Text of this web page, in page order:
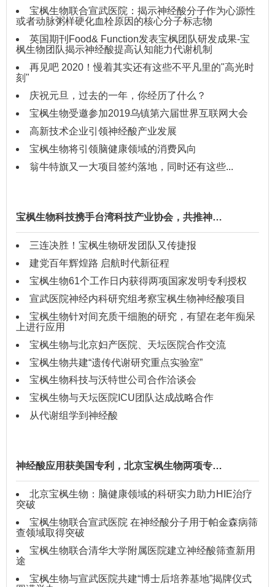
宝枫生物联合宣武医院：揭示神经酸分子作为心源性
或者动脉粥样硬化血栓原因的核心分子标志物
英国期刊Food& Function发表宝枫团队研发成果-宝
枫生物团队揭示神经酸提高认知能力代谢机制
再见吧 2020！慢着其实还有这些不平凡里的"高光时
刻"
庆祝元旦，过去的一年，你经历了什么？
宝枫生物受邀参加2019乌镇第六届世界互联网大会
高新技术企业引领神经酸产业发展
宝枫生物将引领脑健康领域的消费风向
翁牛特旗又一大项目签约落地，同时还有这些...
宝枫生物科技携手台湾科技产业协会，共推神…
三连决胜！宝枫生物研发团队又传捷报
建党百年辉煌路 启航时代新征程
宝枫生物61个工作日内获得两项国家发明专利授权
宣武医院神经内科研究组考察宝枫生物神经酸项目
宝枫生物针对间充质干细胞的研究，有望在老年痴呆
上进行应用
宝枫生物与北京妇产医院、天坛医院合作交流
宝枫生物共建“遗传代谢研究重点实验室”
宝枫生物科技与沃特世公司合作洽谈会
宝枫生物与天坛医院ICU团队达成战略合作
从代谢组学到神经酸
神经酸应用获美国专利，北京宝枫生物两项专…
北京宝枫生物：脑健康领域的科研实力助力HIE治疗
突破
宝枫生物联合宣武医院 在神经酸分子用于帕金森病筛
查领域取得突破
宝枫生物联合清华大学附属医院建立神经酸筛查新用
途
宝枫生物与宣武医院共建“博士后培养基地”揭牌仪式